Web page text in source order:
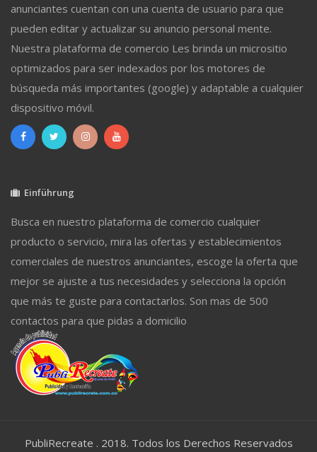
anunciantes cuentan con una cuenta de usuario para que
pueden editar y actualizar su anuncio personal mente.
Nuestra plataforma de comercio Les brinda un micrositio
optimizados para ser indexados por los motores de
búsqueda más importantes (google) y adaptable a cualquier
dispositivo móvil.
Einführung
Busca en nuestro plataforma de comercio cualquier
producto o servicio, mira las ofertas y establecimientos
comerciales de nuestros anunciantes, escoge la oferta que
mejor se ajuste a tus necesidades y selecciona la opción
que más te guste para contactarlos. Son mas de 500
contactos para que pidas a domicilio
PubliRecreate . 2018. Todos los Derechos Reservados